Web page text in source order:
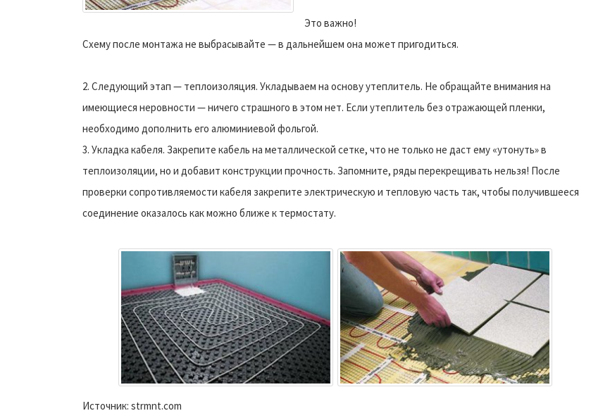
Это важно!
Схему после монтажа не выбрасывайте — в дальнейшем она может пригодиться.
2. Следующий этап — теплоизоляция. Укладываем на основу утеплитель. Не обращайте внимания на
имеющиеся неровности — ничего страшного в этом нет. Если утеплитель без отражающей пленки,
необходимо дополнить его алюминиевой фольгой.
3. Укладка кабеля. Закрепите кабель на металлической сетке, что не только не даст ему «утонуть» в
теплоизоляции, но и добавит конструкции прочность. Запомните, ряды перекрещивать нельзя! После
проверки сопротивляемости кабеля закрепите электрическую и тепловую часть так, чтобы получившееся
соединение оказалось как можно ближе к термостату.
Источник: strmnt.com